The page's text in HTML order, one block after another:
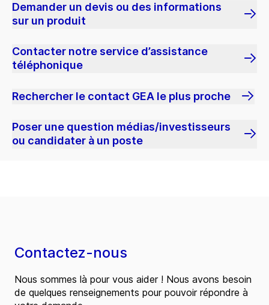
Demander un devis ou des informations
sur un produit
Contacter notre service d’assistance
téléphonique
Rechercher le contact GEA le plus proche
Poser une question médias/investisseurs
ou candidater à un poste
Contactez-nous
Nous sommes là pour vous aider ! Nous avons besoin
de quelques renseignements pour pouvoir répondre à